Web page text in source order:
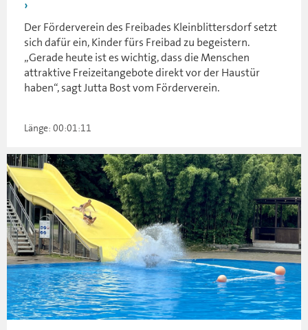
Der Förderverein des Freibades Kleinblittersdorf setzt
sich dafür ein, Kinder fürs Freibad zu begeistern.
„Gerade heute ist es wichtig, dass die Menschen
attraktive Freizeitangebote direkt vor der Haustür
haben“, sagt Jutta Bost vom Förderverein.
Länge: 00:01:11